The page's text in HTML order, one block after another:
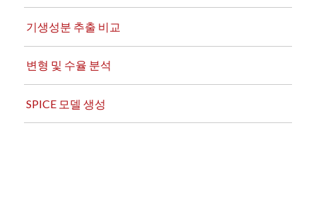
기생성분 추출 비교
변형 및 수율 분석
SPICE 모델 생성